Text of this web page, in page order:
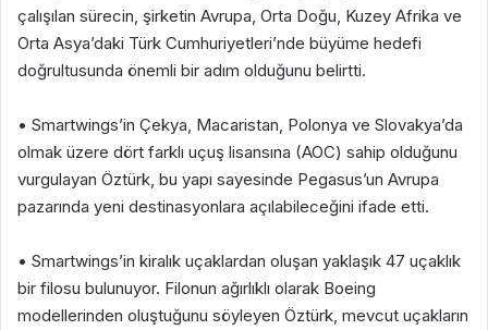
çalışılan sürecin, şirketin Avrupa, Orta Doğu, Kuzey Afrika ve
Orta Asya’daki Türk Cumhuriyetleri’nde büyüme hedefi
doğrultusunda önemli bir adım olduğunu belirtti.
• Smartwings’in Çekya, Macaristan, Polonya ve Slovakya’da
olmak üzere dört farklı uçuş lisansına (AOC) sahip olduğunu
vurgulayan Öztürk, bu yapı sayesinde Pegasus’un Avrupa
pazarında yeni destinasyonlara açılabileceğini ifade etti.
• Smartwings’in kiralık uçaklardan oluşan yaklaşık 47 uçaklık
bir filosu bulunuyor. Filonun ağırlıklı olarak Boeing
modellerinden oluştuğunu söyleyen Öztürk, mevcut uçakların